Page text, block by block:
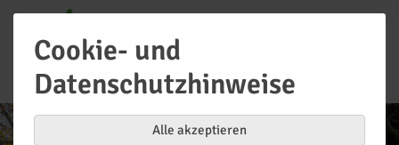
Cookie- und
Datenschutzhinweise
Alle akzeptieren